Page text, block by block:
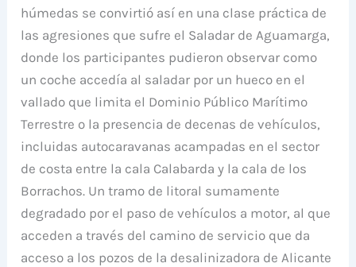
húmedas se convirtió así en una clase práctica de
las agresiones que sufre el Saladar de Aguamarga,
donde los participantes pudieron observar como
un coche accedía al saladar por un hueco en el
vallado que limita el Dominio Público Marítimo
Terrestre o la presencia de decenas de vehículos,
incluidas autocaravanas acampadas en el sector
de costa entre la cala Calabarda y la cala de los
Borrachos. Un tramo de litoral sumamente
degradado por el paso de vehículos a motor, al que
acceden a través del camino de servicio que da
acceso a los pozos de la desalinizadora de Alicante